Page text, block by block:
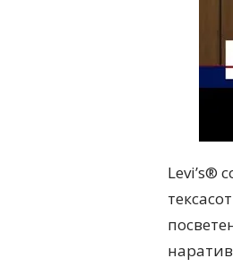
Levi’s®